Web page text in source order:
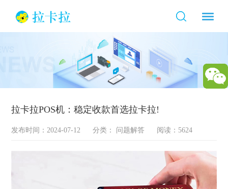
拉卡拉POS机：稳定收款首选拉卡拉!
发布时间：2024-07-12 分类： 问题解答 阅读：5624